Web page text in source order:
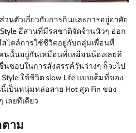
นตัวเกี่ยวกับการกินและการอยู่อาศัย
tyle อีสานที่มีรสชาติจัดจ้านนัวๆ ออก
ไตล์การใช้ชีวิตอยู่กับกลุ่มเพื่อนที่
นนั้นอยู่กันเหมือนพี่เหมือนน้องเลยที
นชอบในการสังสรรค์วันว่างๆ ก็จะไป
tyle ใช้ชีวิต slow Life แบบเต็มที่ของ
เป็นหนุ่มหล่อสาย Hot สุด Fin ของ
เลยทีเดียว
าม